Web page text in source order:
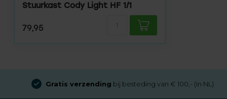
Stuurkast Cody Light HF 1/1
79,95
Gratis verzending bij besteding van € 100,- (in NL)